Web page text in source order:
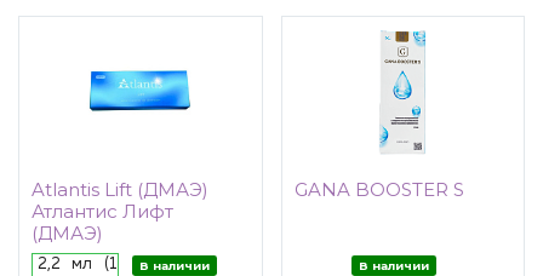
Atlantis Lift (ДМАЭ)
Атлантис Лифт
(ДМАЭ)
2,2 мл (1
В наличии
GANA BOOSTER S
В наличии